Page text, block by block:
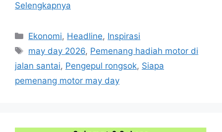
Selengkapnya
Kategori
Ekonomi, Headline, Inspirasi
Tag
may day 2026, Pemenang hadiah motor di
jalan santai, Pengepul rongsok, Siapa
pemenang motor may day